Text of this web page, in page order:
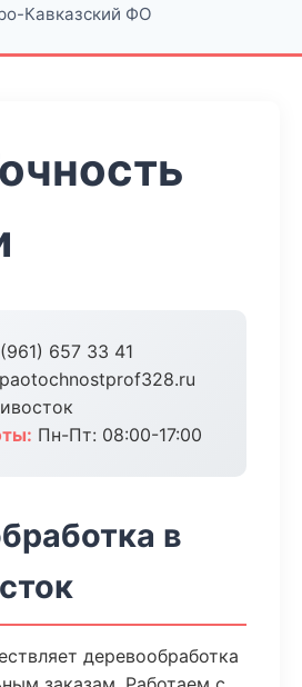
Кавказский ФО
657 33 41
Пн-Пт: 08:00-17:00
в
деревообработка